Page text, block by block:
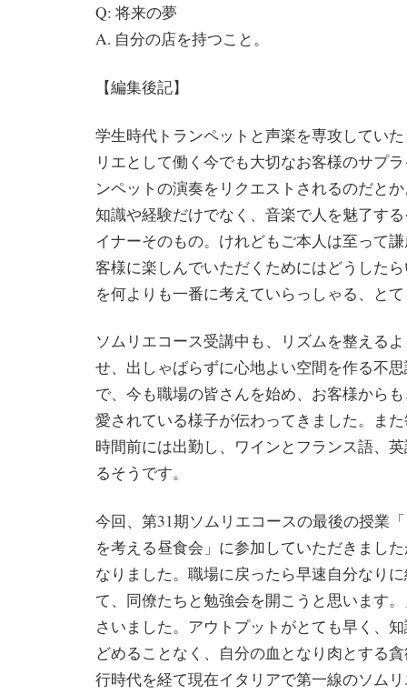
Q: 将来の夢
A. 自分の店を持つこと。
【編集後記】
学生時代トランペットと声楽を専攻してい
リエとして働く今でも大切なお客様のサプ
ンペットの演奏をリクエストされるのだと
知識や経験だけでなく、音楽で人を魅了す
イナーそのもの。けれどもご本人は至って
客様に楽しんでいただくためにはどうした
を何よりも一番に考えていらっしゃる、と
ソムリエコース受講中も、リズムを整える
せ、出しゃばらずに心地よい空間を作る不
で、今も職場の皆さんを始め、お客様から
愛されている様子が伝わってきました。ま
時間前には出勤し、ワインとフランス語、
るそうです。
今回、第31期ソムリエコースの最後の授業
を考える昼食会」に参加していただきまし
なりました。職場に戻ったら早速自分なり
て、同僚たちと勉強会を開こうと思います
さいました。アウトプットがとても早く、
どめることなく、自分の血となり肉とする
行時代を経て現在イタリアで第一線のソム